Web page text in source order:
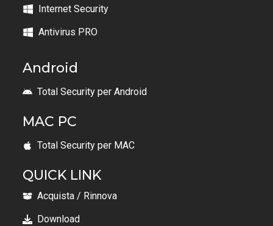
Internet Security
Antivirus PRO
Android
Total Security per Android
MAC PC
Total Security per MAC
QUICK LINK
Acquista / Rinnova
Download